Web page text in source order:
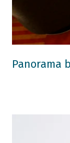
Panorama